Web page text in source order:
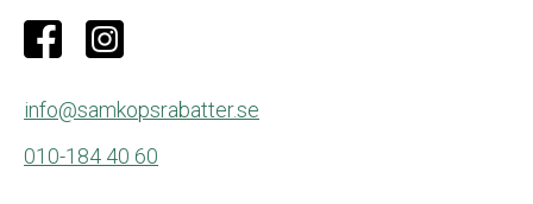
info@samkopsrabatter.se
010-184 40 60